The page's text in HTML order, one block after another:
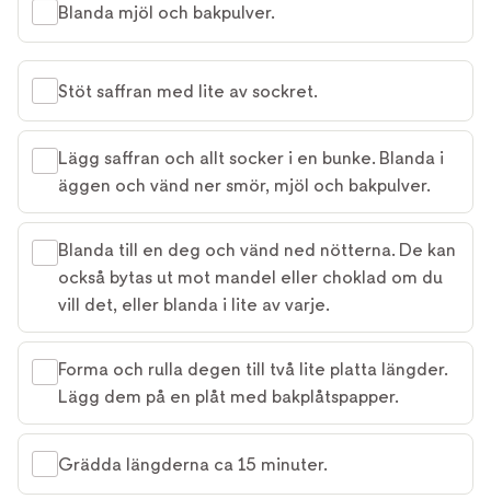
Blanda mjöl och bakpulver.
Stöt saffran med lite av sockret.
Lägg saffran och allt socker i en bunke. Blanda i
äggen och vänd ner smör, mjöl och bakpulver.
Blanda till en deg och vänd ned nötterna. De kan
också bytas ut mot mandel eller choklad om du
vill det, eller blanda i lite av varje.
Forma och rulla degen till två lite platta längder.
Lägg dem på en plåt med bakplåtspapper.
Grädda längderna ca 15 minuter.